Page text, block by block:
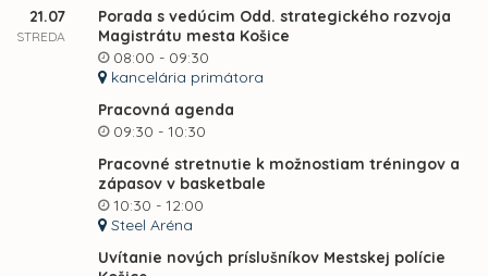
21.07
STREDA
Porada s vedúcim Odd. strategického rozvoja
Magistrátu mesta Košice
08:00 - 09:30
kancelária primátora
Pracovná agenda
09:30 - 10:30
Pracovné stretnutie k možnostiam tréningov a
zápasov v basketbale
10:30 - 12:00
Steel Aréna
Uvítanie nových príslušníkov Mestskej polície